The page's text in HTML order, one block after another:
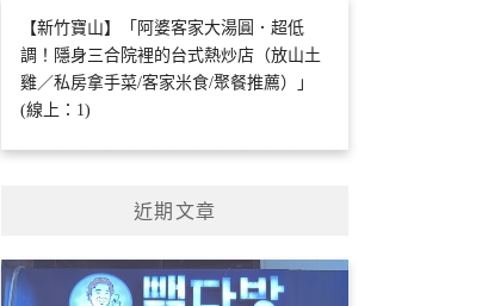
【新竹寶山】「阿婆客家大湯圓．超低
調！隱身三合院裡的台式熱炒店（放山土
雞／私房拿手菜/客家米食/聚餐推薦）」
(線上：1)
近期文章